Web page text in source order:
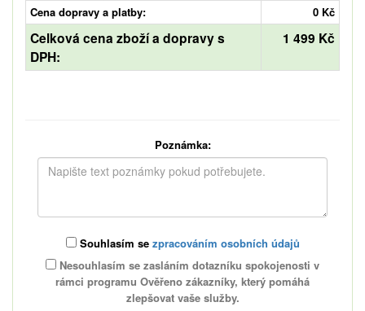
Cena dopravy a platby: 0 Kč
Celková cena zboží a dopravy s
DPH:
1 499 Kč
Poznámka:
Souhlasím se zpracováním osobních údajů
Nesouhlasím se zasláním dotazníku spokojenosti v
rámci programu Ověřeno zákazníky, který pomáhá
zlepšovat vaše služby.